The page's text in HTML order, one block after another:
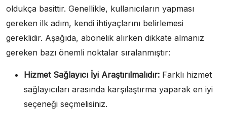
oldukça basittir. Genellikle, kullanıcıların yapması
gereken ilk adım, kendi ihtiyaçlarını belirlemesi
gereklidir. Aşağıda, abonelik alırken dikkate almanız
gereken bazı önemli noktalar sıralanmıştır:
Hizmet Sağlayıcı İyi Araştırılmalıdır: Farklı hizmet
sağlayıcıları arasında karşılaştırma yaparak en iyi
seçeneği seçmelisiniz.